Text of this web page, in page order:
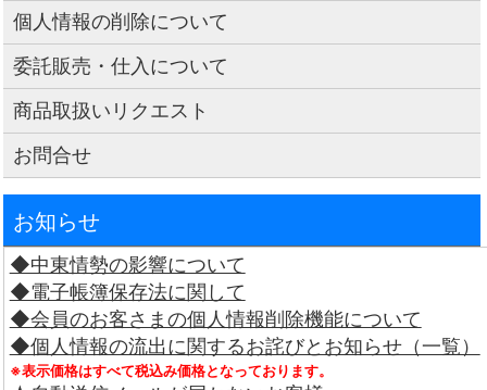
個人情報の削除について
委託販売・仕入について
商品取扱いリクエスト
お問合せ
お知らせ
◆中東情勢の影響について
◆電子帳簿保存法に関して
◆会員のお客さまの個人情報削除機能について
◆個人情報の流出に関するお詫びとお知らせ（一覧）
※表示価格はすべて税込み価格となっております。